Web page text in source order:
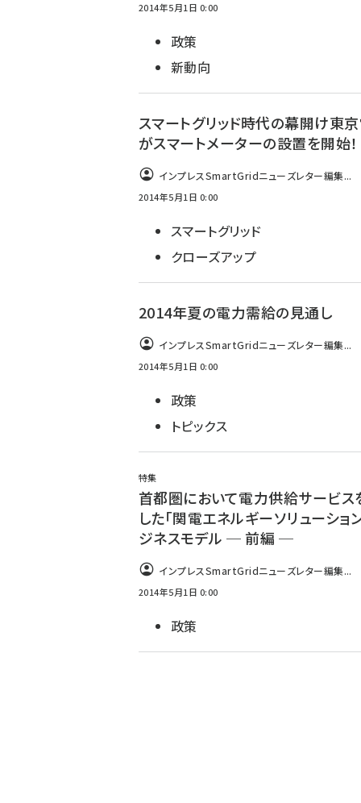
2014年5月1日 0:00
政策
新動向
スマートグリッド時代の幕開け東
がスマートメーターの設置を開始！
インプレスSmartGridニューズレター編集...
2014年5月1日 0:00
スマートグリッド
クローズアップ
2014年夏の電力需給の見通し
インプレスSmartGridニューズレター編集...
2014年5月1日 0:00
政策
トピックス
特集
首都圏において電力供給サービス
した「関電エネルギーソリューショ
ジネスモデル ─ 前編 ─
インプレスSmartGridニューズレター編集...
2014年5月1日 0:00
政策